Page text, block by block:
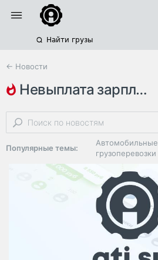
Найти грузы
← Новости
невыплата зарплаты
дальнобойщики зарплаты водителей
Популярные темы:
Автомобильные
грузоперевозки
Региональная
логистика
ЭДО, ИТ в
логистике
Дороги,
инфраструктура